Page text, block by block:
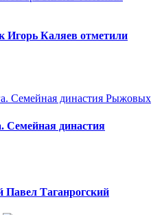
Каляев отметили
Семейная династия
Таганрогский